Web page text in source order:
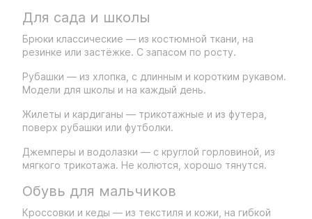
Для сада и школы
Брюки классические — из костюмной ткани, на
резинке или застёжке. С запасом по росту.
Рубашки — из хлопка, с длинным и коротким рукавом.
Модели для школы и на каждый день.
Жилеты и кардиганы — трикотажные и из футера,
поверх рубашки или футболки.
Джемперы и водолазки — с круглой горловиной, из
мягкого трикотажа. Не колются, хорошо тянутся.
Обувь для мальчиков
Кроссовки и кеды — из текстиля и кожи, на гибкой